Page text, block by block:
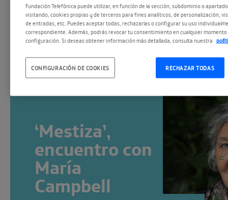
EL ENCUENTRO, EN
‘Mestiza’,
encuentro con
María
Campbell
Fundación Telefónica puede utilizar, en función de la sección, subdominio o
visitando, cookies propias y de terceros para fines analíticos, de personalización,
de entradas, etc. Puedes aceptar todas, rechazarlas o configurar su uso
correspondiente. Además, podrás revocar tu consentimiento en cualquier momento
configuración. Si deseas obtener información más detallada, consulta nuestra
RECHAZAR TODAS
CONFIGURACIÓN DE COOKIES